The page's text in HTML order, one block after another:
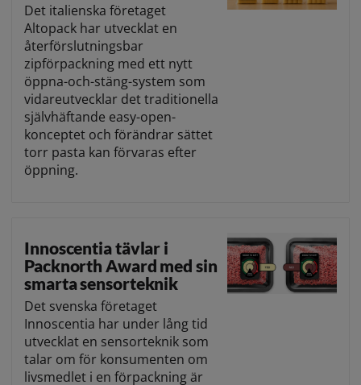
Det italienska företaget
Altopack har utvecklat en
återförslutningsbar
zipförpackning med ett nytt
öppna-och-stäng-system som
vidareutvecklar det traditionella
självhäftande easy-open-
konceptet och förändrar sättet
torr pasta kan förvaras efter
öppning.
Innoscentia tävlar i
Packnorth Award med sin
smarta sensorteknik
Det svenska företaget
Innoscentia har under lång tid
utvecklat en sensorteknik som
talar om för konsumenten om
livsmedlet i en förpackning är